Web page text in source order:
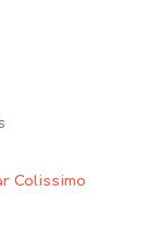
Colissimo